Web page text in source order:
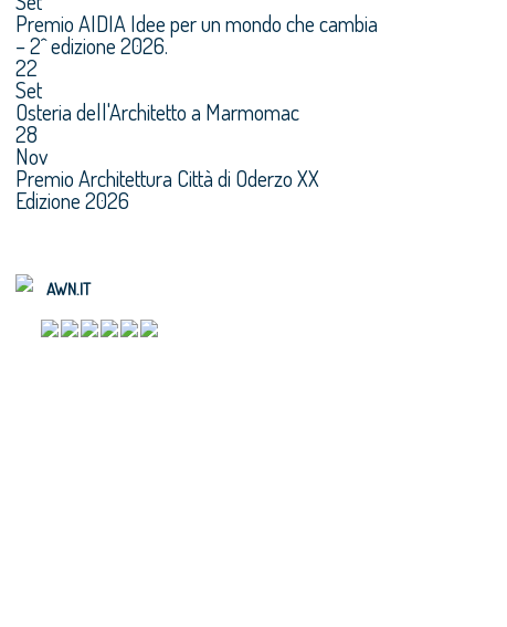
Premio AIDIA Idee per un mondo che cambia
– 2^ edizione 2026.
22
Set
Osteria dell'Architetto a Marmomac
28
Nov
Premio Architettura Città di Oderzo XX
Edizione 2026
AWN.IT